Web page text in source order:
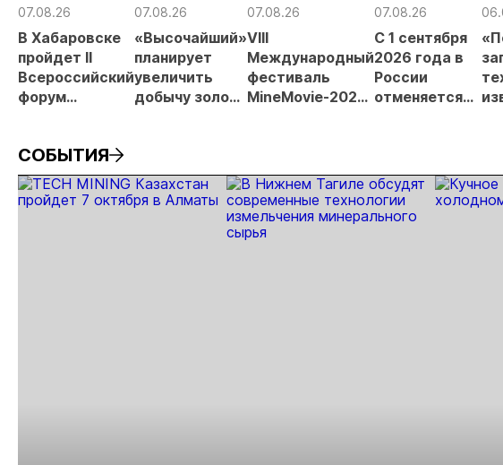
07.08.26
В Хабаровске
пройдет II
Всероссийский
форум
России»
07.08.26
«Высочайший»
планирует
увеличить
добычу золота
07.08.26
VIII
Международный
фестиваль
MineMovie-2026
07.08.26
С 1 сентября
2026 года в
России
отменяется
отраслевые
риски и
прогнозы для
СОБЫТИЯ